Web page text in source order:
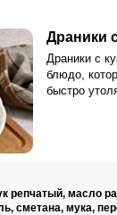
Драники
Драники с
блюдо,
быстро
репчатый, масло
сметана, мука,